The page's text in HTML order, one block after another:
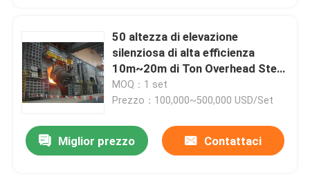
50 altezza di elevazione
silenziosa di alta efficienza
10m~20m di Ton Overhead Steel
Plant Crane
MOQ：1 set
Prezzo：100,000~500,000 USD/Set
Miglior prezzo Contattaci